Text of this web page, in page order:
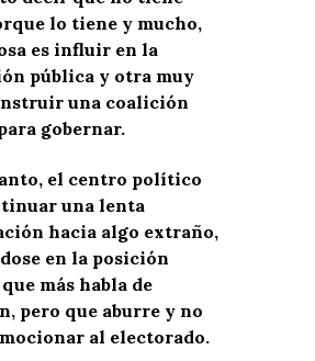
lo tiene y mucho,
es influir en la
pública y otra muy
una coalición
gobernar.
el centro político
una lenta
hacia algo extraño,
en la posición
más habla de
pero que aburre y no
al electorado.